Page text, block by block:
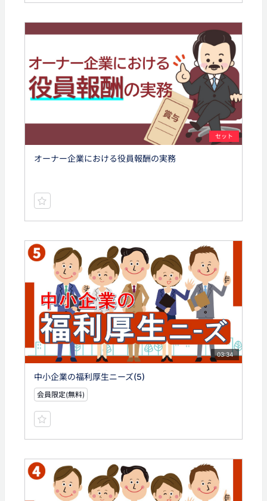
セット
オーナー企業における役員報酬の実務
03:34
中小企業の福利厚生ニーズ(5)
会員限定(無料)